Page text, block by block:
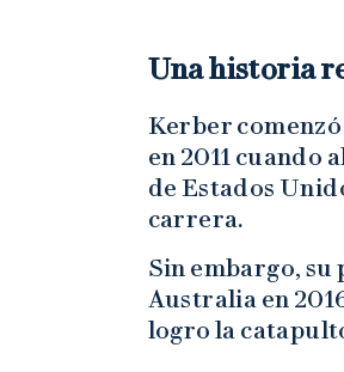
Una historia
Kerber
en 2011 cuando
de Estados
carrera.
Sin embargo,
Australia en
logro la